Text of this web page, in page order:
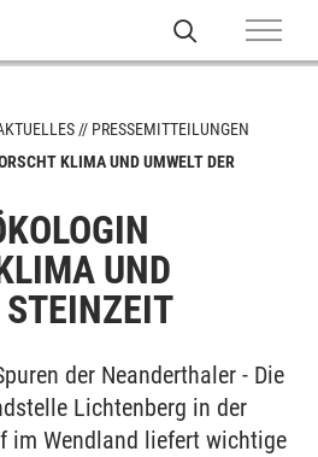
PRESSEMITTEILUNGEN
KLIMA UND UMWELT DER
UND
STEINZEIT
der Neanderthaler - Die
Lichtenberg in der
im Wendland liefert wichtige